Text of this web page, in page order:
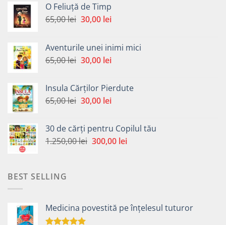
O Feliuță de Timp
65,00lei Prețul
fost:
65,00 lei.
30,00 leiPrețul
30,00 lei.
Aventurile unei inimi mici
65,00lei Prețul
fost:
65,00 lei.
30,00 leiPrețul
30,00 lei.
Insula Cărților Pierdute
65,00lei Prețul
fost:
65,00 lei.
30,00 leiPrețul
30,00 lei.
30 de cărți pentru Copilul tău
1.250,00lei Prețul
300,00 leiPrețul
BEST SELLING
Medicina povestită pe înțelesul tuturor